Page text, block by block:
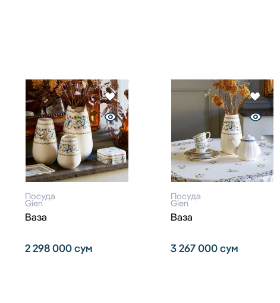
Посуда
Gien
Ваза
2 298 000сум
Посуда
Gien
Ваза
3 267 000сум